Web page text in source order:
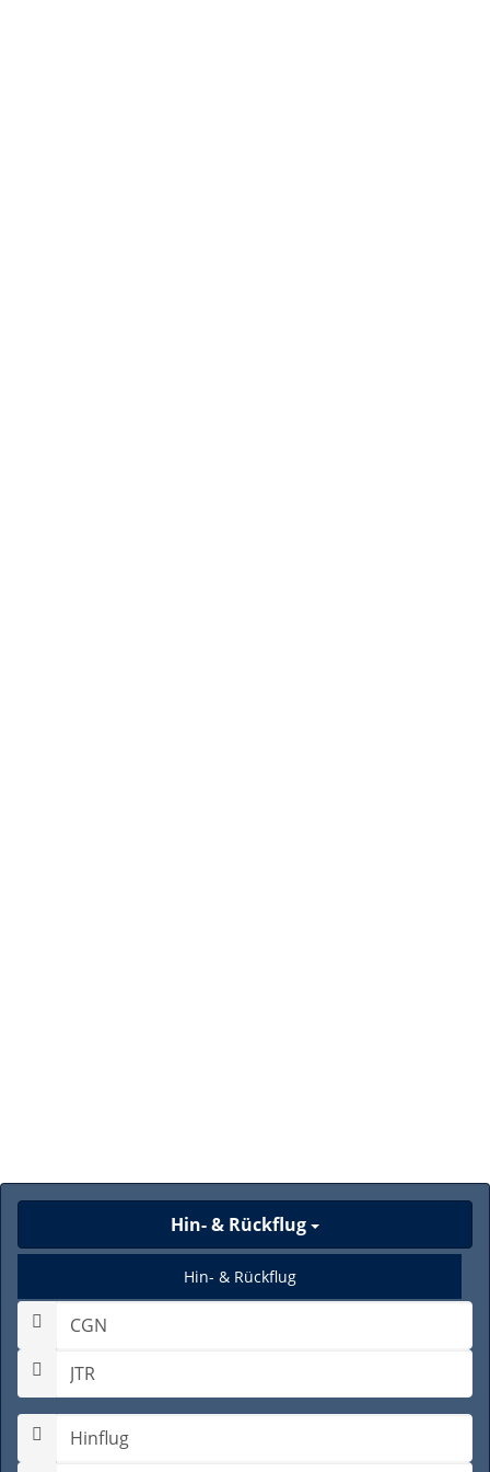
Hin- & Rückflug
Hin- & Rückflug
Hinflugdatum auswählen